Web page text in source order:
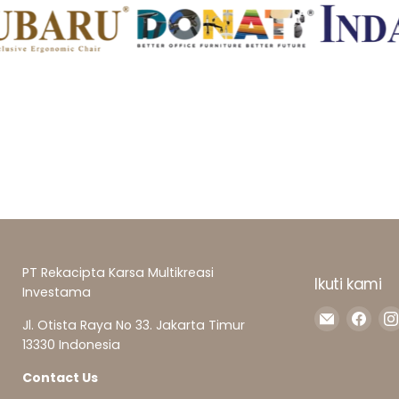
PT Rekacipta Karsa Multikreasi
Investama
Jl. Otista Raya No 33. Jakarta Timur
13330 Indonesia
Contact Us
Ikuti kami
Temukan